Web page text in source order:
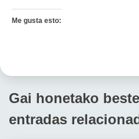
Me gusta esto:
Gai honetako
entradas